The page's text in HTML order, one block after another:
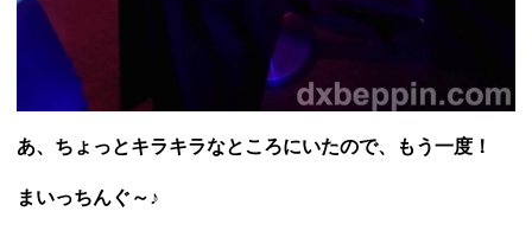
あ、ちょっとキラキラなところにいたので、もう一度！
まいっちんぐ～♪